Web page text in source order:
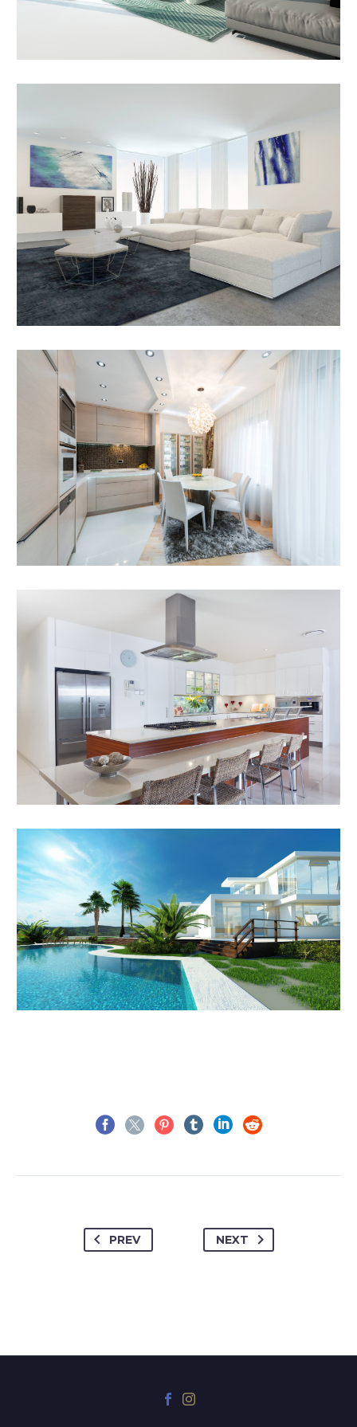
PREV NEXT